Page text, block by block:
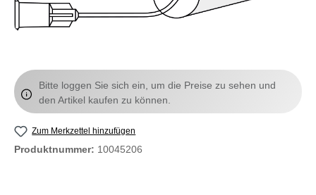
Bitte loggen Sie sich ein, um die Preise zu sehen und
den Artikel kaufen zu können.
Zum Merkzettel hinzufügen
Produktnummer: 10045206